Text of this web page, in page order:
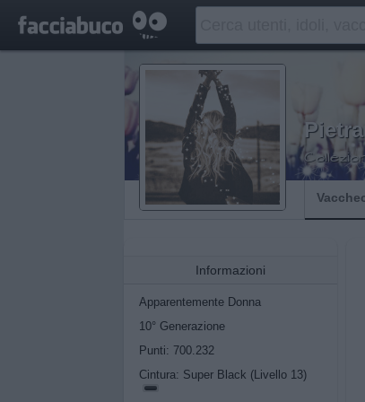
Informazioni
Apparentemente Donna
10° Generazione
Punti: 700.232
Cintura: Super Black (Livello 13)